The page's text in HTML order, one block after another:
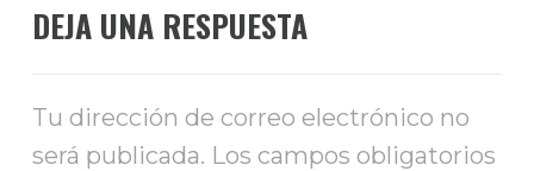
DEJA UNA RESPUESTA
Tu dirección de correo electrónico no
será publicada. Los campos obligatorios